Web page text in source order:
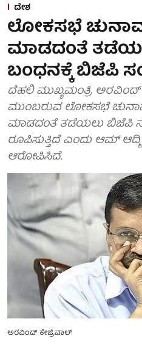
ದೇಶ
ಲೋಕಸಭೆ
ಮಾಡದಂತೆ
ಬಂಧನಕ್ಕೆ ಬಿಜೆಪಿ
ದೆಹಲಿ ಮುಖ್ಯಮಂತ್ರಿ ಅರವಿಂದ್
ಮುಂಬರುವ ಲೋಕಸಭೆ
ಮಾಡದಂತೆ ತಡೆಯಲು ಬಿಜೆಪಿ
ರೂಪಿಸುತ್ತಿದೆ ಎಂದು ಆಮ್ ಆದ್ಮಿ
ಆರೋಪಿಸಿದೆ.
ಅರವಿಂದ್ ಕೇಜ್ರಿವಾಲ್